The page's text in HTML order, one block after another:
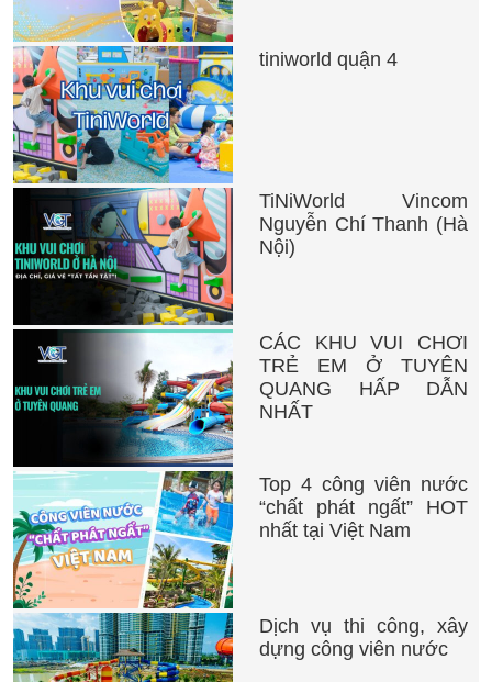
tiniworld quận 4
TiNiWorld Vincom
Nguyễn Chí Thanh (Hà
Nội)
CÁC KHU VUI CHƠI
TRẺ EM Ở TUYÊN
QUANG HẤP DẪN
NHẤT
Top 4 công viên nước
“chất phát ngất” HOT
nhất tại Việt Nam
Dịch vụ thi công, xây
dựng công viên nước